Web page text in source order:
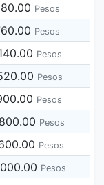
Pesos
Pesos
Pesos
Pesos
Pesos
Pesos
Pesos
Pesos